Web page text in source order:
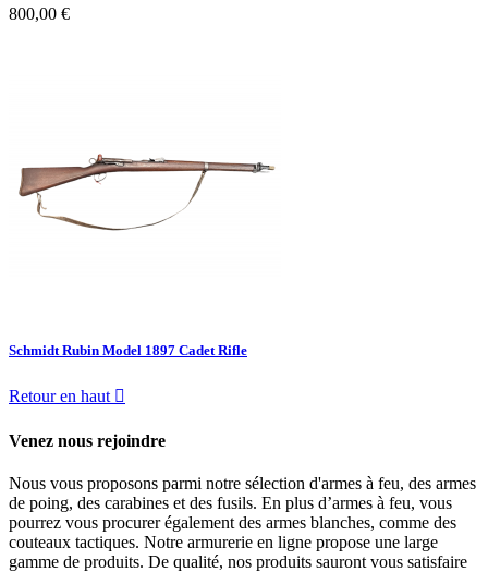
800,00 €
Schmidt Rubin Model 1897 Cadet Rifle
Retour en haut 
Venez nous rejoindre
Nous vous proposons parmi notre sélection d'armes à feu, des armes
de poing, des carabines et des fusils. En plus d’armes à feu, vous
pourrez vous procurer également des armes blanches, comme des
couteaux tactiques. Notre armurerie en ligne propose une large
gamme de produits. De qualité, nos produits sauront vous satisfaire